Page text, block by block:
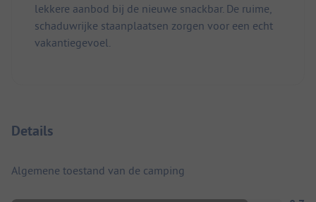
lekkere aanbod bij de nieuwe snackbar. De ruime,
schaduwrijke staanplaatsen zorgen voor een echt
vakantiegevoel.
Details
Algemene toestand van de camping